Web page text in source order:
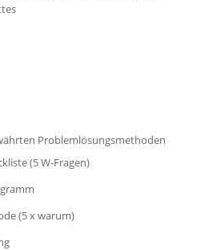
Problemlösungsmethoden
(5 W-Fragen)
(5 x warum)